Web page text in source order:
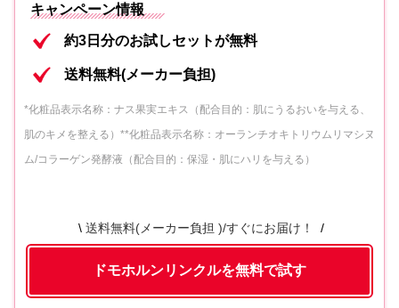
内容②
美活肌エキス[医薬部外品]（販売名 ド
内容③
ホルンリンクル 薬用クリームd）
内容④ 保護乳液
キャンペーン情報
約3日分のお試しセットが無料
送料無料(メーカー負担)
*化粧品表示名称：ナス果実エキス（配合目的：肌にうるおいを与える、
肌のキメを整える）**化粧品表示名称：オーランチオキトリウムリマシヌ
ム/コラーゲン発酵液（配合目的：保湿・肌にハリを与える）
送料無料(メーカー負担 )/すぐにお届け！
ドモホルンリンクルを無料で試す